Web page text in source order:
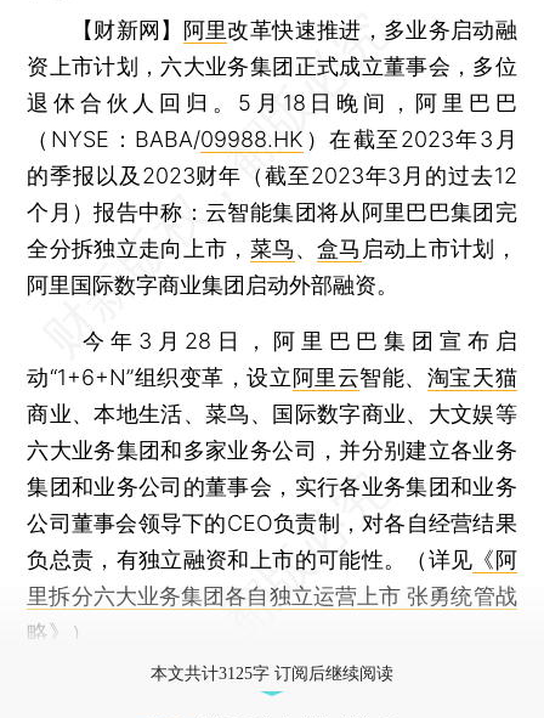
【财新网】 阿里改革快速推进，多业务启动融
资上市计划，六大业务集团正式成立董事会，多位
退休合伙人回归。5月18日晚间，阿里巴巴
（NYSE：BABA/09988.HK ）在截至2023年3月
的季报以及2023财年（截至2023年3月的过去12
个月）报告中称：云智能集团将从阿里巴巴集团完
全分拆独立走向上市， 菜鸟、 盒马 启动上市计划，
阿里国际数字商业集团启动外部融资。
今年3月28日，阿里巴巴集团宣布启
动“1+6+N”组织变革，设立阿里云智能、 淘宝天猫
商业、本地生活、菜鸟、国际数字商业、大文娱等
六大业务集团和多家业务公司，并分别建立各业务
集团和业务公司的董事会，实行各业务集团和业务
公司董事会领导下的CEO负责制，对各自经营结果
负总责，有独立融资和上市的可能性。（详见 《阿
里拆分六大业务集团各自独立运营上市 张勇统管战
略》
）
本文共计3125字 订阅后继续阅读